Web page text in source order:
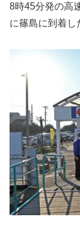
8時45分発の高
に篠島に到着し